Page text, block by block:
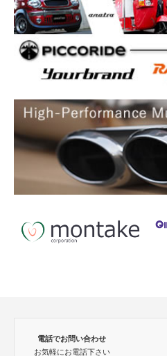
電話でお問い合わせ
お気軽にお電話下さい